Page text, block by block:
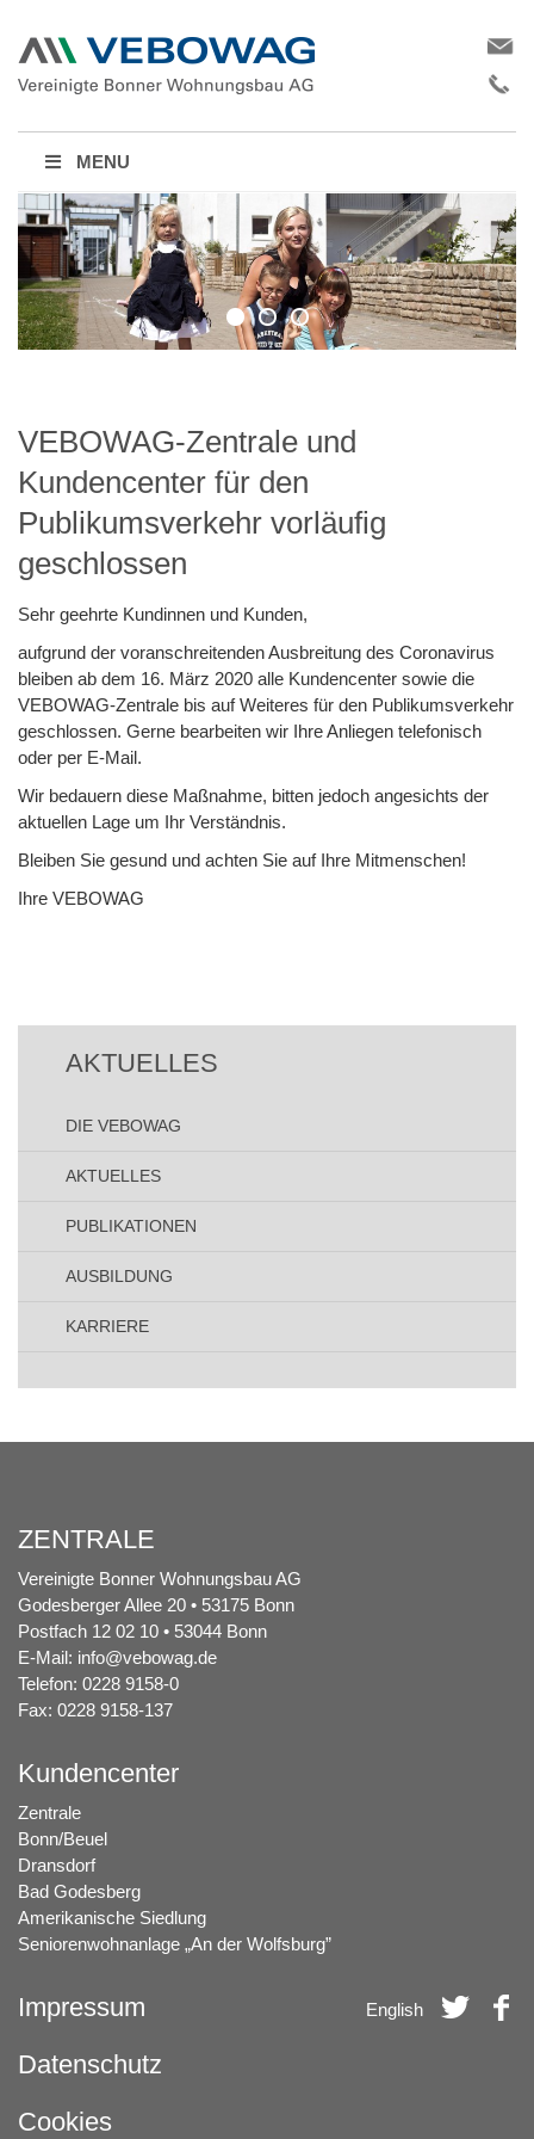
MENU
VEBOWAG-Zentrale und
Kundencenter für den
Publikumsverkehr vorläufig
geschlossen
Sehr geehrte Kundinnen und Kunden,
aufgrund der voranschreitenden Ausbreitung des Coronavirus
bleiben ab dem 16. März 2020 alle Kundencenter sowie die
VEBOWAG-Zentrale bis auf Weiteres für den Publikumsverkehr
geschlossen. Gerne bearbeiten wir Ihre Anliegen telefonisch
oder per E-Mail.
Wir bedauern diese Maßnahme, bitten jedoch angesichts der
aktuellen Lage um Ihr Verständnis.
Bleiben Sie gesund und achten Sie auf Ihre Mitmenschen!
Ihre VEBOWAG
Navigation
AKTUELLES
DIE VEBOWAG
AKTUELLES
PUBLIKATIONEN
AUSBILDUNG
KARRIERE
ZENTRALE
Vereinigte Bonner Wohnungsbau AG
Godesberger Allee 20 • 53175 Bonn
Postfach 12 02 10 • 53044 Bonn
E-Mail: info@vebowag.de
Telefon: 0228 9158-0
Fax: 0228 9158-137
Kundencenter
Zentrale
Bonn/Beuel
Dransdorf
Bad Godesberg
Amerikanische Siedlung
Seniorenwohnanlage „An der Wolfsburg”
Impressum
Datenschutz
Cookies
English